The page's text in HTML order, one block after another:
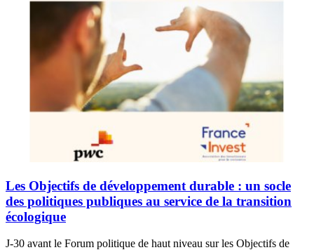
Les Objectifs de développement durable : un socle
des politiques publiques au service de la transition
écologique
J-30 avant le Forum politique de haut niveau sur les Objectifs de